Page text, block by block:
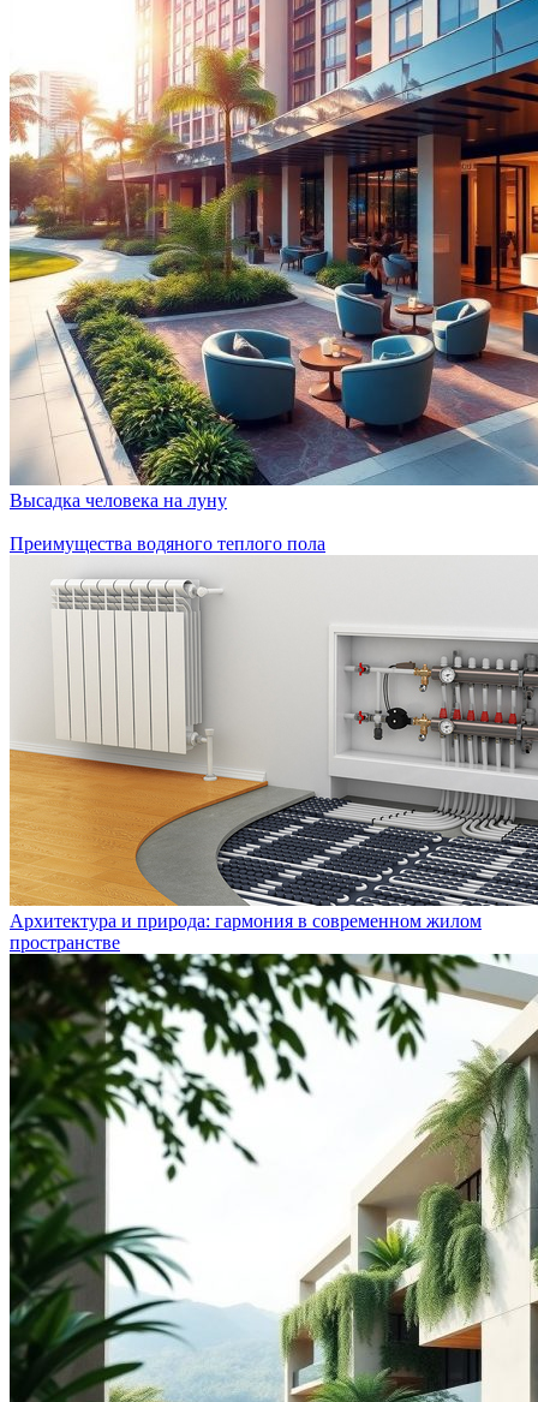
Высадка человека на луну
Преимущества водяного теплого пола
Архитектура и природа: гармония в современном жилом
пространстве